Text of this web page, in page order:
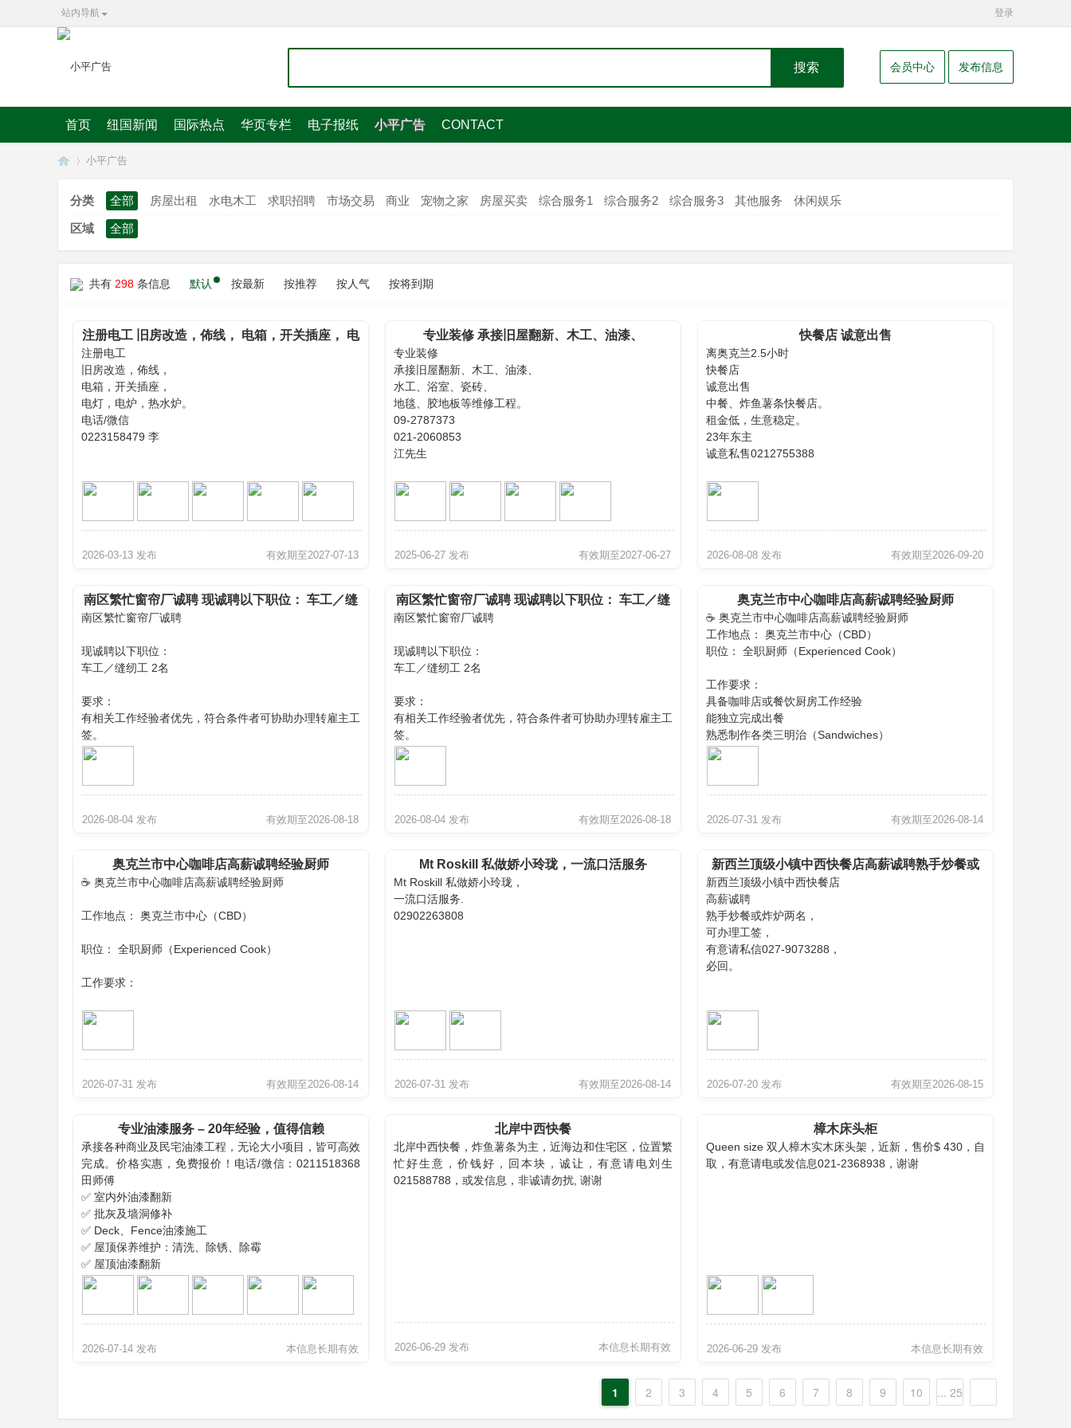
站内导航 登录
搜索 会员中心 发布信息
首页 纽国新闻 国际热点 华页专栏 电子报纸 小平广告 CONTACT
»
小平广告
分类 全部 房屋出租 水电木工 求职招聘 市场交易 商业 宠物之家 房屋买卖 综合服务1 综合服务2 综合服务3 其他服务 休闲娱乐
区域 全部
共有 298 条信息 默认 按最新 按推荐 按人气 按将到期
注册电工 旧房改造，佈线， 电箱，开关插座， 电
灯，电炉，热水炉。 电话/微信 0223158479
注册电工
旧房改造，佈线，
电箱，开关插座，
电灯，电炉，热水炉。
电话/微信
0223158479 李
有效期至2027-07-13
2026-03-13 发布
专业装修 承接旧屋翻新、木工、油漆、
专业装修
承接旧屋翻新、木工、油漆、
水工、浴室、瓷砖、
地毯、胶地板等维修工程。
09-2787373
021-2060853
江先生
有效期至2027-06-27
2025-06-27 发布
快餐店 诚意出售
离奥克兰2.5小时
快餐店
诚意出售
中餐、炸鱼薯条快餐店。
租金低，生意稳定。
23年东主
诚意私售0212755388
有效期至2026-09-20
2026-08-08 发布
南区繁忙窗帘厂诚聘 现诚聘以下职位： 车工／缝
南区繁忙窗帘厂诚聘
现诚聘以下职位：
车工／缝纫工 2名
要求：
有相关工作经验者优先，符合条件者可协助办理转雇主工
签。
021 196 5858
短信联系为佳。 有效期至2026-08-18
2026-08-04 发布
南区繁忙窗帘厂诚聘 现诚聘以下职位： 车工／缝
南区繁忙窗帘厂诚聘
现诚聘以下职位：
车工／缝纫工 2名
要求：
有相关工作经验者优先，符合条件者可协助办理转雇主工
签。
021 196 5858
短信联系为佳。 有效期至2026-08-18
2026-08-04 发布
奥克兰市中心咖啡店高薪诚聘经验厨师
☕ 奥克兰市中心咖啡店高薪诚聘经验厨师
工作地点： 奥克兰市中心（CBD）
职位： 全职厨师（Experienced Cook）
工作要求：
具备咖啡店或餐饮厨房工作经验
能独立完成出餐
熟悉制作各类三明治（Sandwiches）
工作认真负责，具团队合作精神
工作时间：
上午 6:00am – 下午2:00pm
高薪，待遇优厚（薪资面议，视经验而定）
应聘方式：
有意者请将个人简单介绍以短信发送至：
手机 021 880 511
有效期至2026-08-14
2026-07-31 发布
奥克兰市中心咖啡店高薪诚聘经验厨师
☕ 奥克兰市中心咖啡店高薪诚聘经验厨师
工作地点： 奥克兰市中心（CBD）
职位： 全职厨师（Experienced Cook）
工作要求：
具备咖啡店或餐饮厨房工作经验
熟悉制作各类三明治（Sandwiches）
每周工作5天
上午 6:00am – 下午2:00pm
薪资：
高薪，待遇优厚（薪资面议，视经验而定）
应聘方式：
有意者请将个人简单介绍以短信发送至：
有效期至2026-08-14
2026-07-31 发布
Mt Roskill 私做娇小玲珑，一流口活服务
02902263808
Mt Roskill 私做娇小玲珑，
一流口活服务.
02902263808
有效期至2026-08-14
2026-07-31 发布
新西兰顶级小镇中西快餐店高薪诚聘熟手炒餐或
炸炉两名，可办理工签，有意请私信027-
新西兰顶级小镇中西快餐店
高薪诚聘
熟手炒餐或炸炉两名，
可办理工签，
有意请私信027-9073288，
必回。
有效期至2026-08-15
2026-07-20 发布
专业油漆服务 – 20年经验，值得信赖
承接各种商业及民宅油漆工程，无论大小项目，皆可高效
完成。价格实惠，免费报价！电话/微信：0211518368
田师傅
✅ 室内外油漆翻新
✅ 批灰及墙洞修补
✅ Deck、Fence油漆施工
✅ 屋顶保养维护：清洗、除锈、除霉
✅ 屋顶油漆翻新
✅ 房屋及车道高压清洗
本信息长期有效
2026-07-14 发布
北岸中西快餐
北岸中西快餐，炸鱼薯条为主，近海边和住宅区，位置繁
忙好生意，价钱好，回本块，诚让，有意请电刘生
021588788，或发信息，非诚请勿扰, 谢谢
本信息长期有效
2026-06-29 发布
樟木床头柜
Queen size 双人樟木实木床头架，近新，售价$ 430，自
取，有意请电或发信息021-2368938，谢谢
本信息长期有效
2026-06-29 发布
1 2 3 4 5 6 7 8 9 10 ... 25